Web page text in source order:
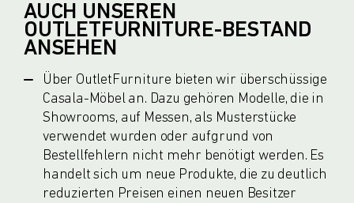
AUCH UNSEREN
OUTLETFURNITURE-BESTAND
ANSEHEN
Über OutletFurniture bieten wir überschüssige
Casala-Möbel an. Dazu gehören Modelle, die in
Showrooms, auf Messen, als Musterstücke
verwendet wurden oder aufgrund von
Bestellfehlern nicht mehr benötigt werden. Es
handelt sich um neue Produkte, die zu deutlich
reduzierten Preisen einen neuen Besitzer